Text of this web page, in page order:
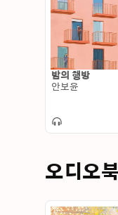
밤의 행방
안보윤
오디오